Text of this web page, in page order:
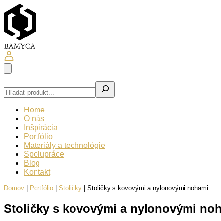
Hľadať
Home
O nás
Inšpirácia
Portfólio
Materiály a technológie
Spolupráce
Blog
Kontakt
Domov Portfólio Stoličky Stoličky s kovovými a nylonovými nohami
Stoličky s kovovými a nylonovými